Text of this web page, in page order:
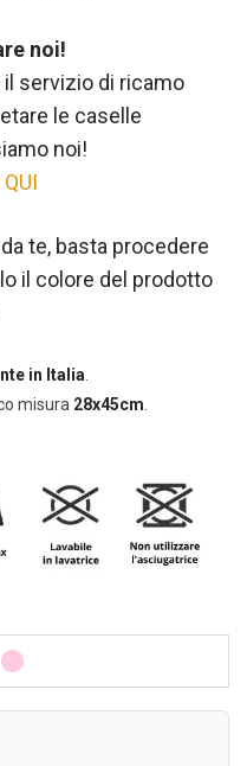
noi!
il servizio di ricamo
le caselle
noi!
te, basta procedere
il colore del prodotto
in Italia
misura 28x45cm